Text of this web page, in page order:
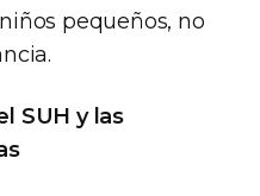
pequeños, no
SUH y las